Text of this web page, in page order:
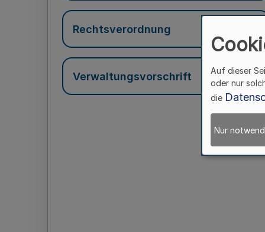
Rechtsverordnung
Verwaltungsvorschrift
Auf dieser
oder nur
die
Nur